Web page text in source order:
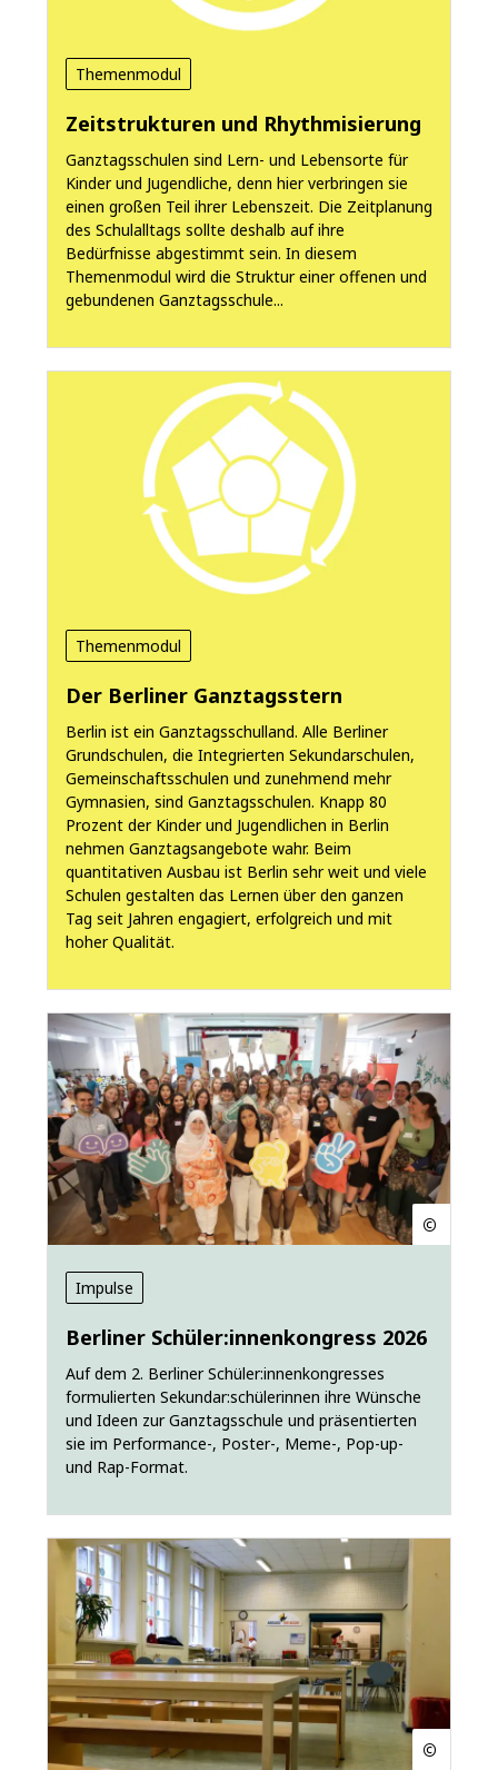
Themenmodul
Zeitstrukturen und Rhythmisierung
Ganztagsschulen sind Lern- und Lebensorte für
Kinder und Jugendliche, denn hier verbringen sie
einen großen Teil ihrer Lebenszeit. Die Zeitplanung
des Schulalltags sollte deshalb auf ihre
Bedürfnisse abgestimmt sein. In diesem
Themenmodul wird die Struktur einer offenen und
gebundenen Ganztagsschule...
Themenmodul
Der Berliner Ganztagsstern
Berlin ist ein Ganztagsschulland. Alle Berliner
Grundschulen, die Integrierten Sekundarschulen,
Gemeinschaftsschulen und zunehmend mehr
Gymnasien, sind Ganztagsschulen. Knapp 80
Prozent der Kinder und Jugendlichen in Berlin
nehmen Ganztagsangebote wahr. Beim
quantitativen Ausbau ist Berlin sehr weit und viele
Schulen gestalten das Lernen über den ganzen
Tag seit Jahren engagiert, erfolgreich und mit
hoher Qualität.
Impulse
Berliner Schüler:innenkongress 2026
Auf dem 2. Berliner Schüler:innenkongresses
formulierten Sekundar:schülerinnen ihre Wünsche
und Ideen zur Ganztagsschule und präsentierten
sie im Performance-, Poster-, Meme-, Pop-up-
und Rap-Format.